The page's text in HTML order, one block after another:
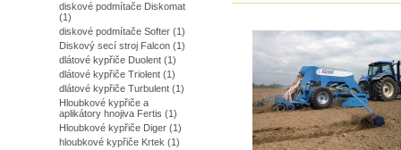
diskové podmítače Diskomat
(1)
diskové podmítače Softer (1)
Diskový secí stroj Falcon (1)
dlátové kypřiče Duolent (1)
dlátové kypřiče Triolent (1)
dlátové kypřiče Turbulent (1)
Hloubkové kypřiče a
aplikátory hnojiva Fertis (1)
Hloubkové kypřiče Diger (1)
hloubkové kypřiče Krtek (1)